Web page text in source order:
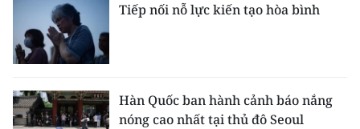
Tiếp nối nỗ lực kiến tạo hòa bình
Hàn Quốc ban hành cảnh báo nắng
nóng cao nhất tại thủ đô Seoul